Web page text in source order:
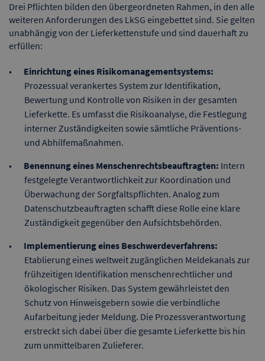
Drei Pflichten bilden den übergeordneten Rahmen, in den alle
weiteren Anforderungen des LkSG eingebettet sind. Sie gelten
unabhängig von der Lieferkettenstufe und sind dauerhaft zu
erfüllen:
Einrichtung eines Risikomanagementsystems:
Prozessual verankertes System zur Identifikation,
Bewertung und Kontrolle von Risiken in der gesamten
Lieferkette. Es umfasst die Risikoanalyse, die Festlegung
interner Zuständigkeiten sowie sämtliche Präventions-
und Abhilfemaßnahmen.
Benennung eines Menschenrechtsbeauftragten: Intern
festgelegte Verantwortlichkeit zur Koordination und
Überwachung der Sorgfaltspflichten. Analog zum
Datenschutzbeauftragten schafft diese Rolle eine klare
Zuständigkeit gegenüber den Aufsichtsbehörden.
Implementierung eines Beschwerdeverfahrens:
Etablierung eines weltweit zugänglichen Meldekanals zur
frühzeitigen Identifikation menschenrechtlicher und
ökologischer Risiken. Das System gewährleistet den
Schutz von Hinweisgebern sowie die verbindliche
Aufarbeitung jeder Meldung. Die Prozessverantwortung
erstreckt sich dabei über die gesamte Lieferkette bis hin
zum unmittelbaren Zulieferer.